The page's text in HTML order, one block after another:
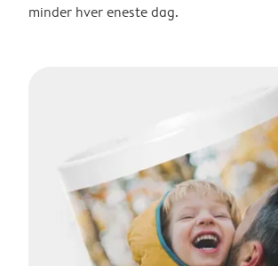
minder hver eneste dag.